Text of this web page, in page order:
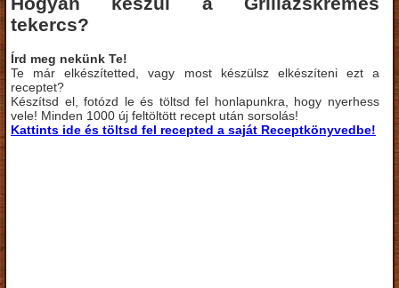
tekercs?
Írd meg nekünk Te!
Te már elkészítetted, vagy most készülsz elkészíteni ezt a
receptet?
Készítsd el, fotózd le és töltsd fel honlapunkra, hogy nyerhess
vele! Minden 1000 új feltöltött recept után sorsolás!
Kattints ide és töltsd fel recepted a saját Receptkönyvedbe!